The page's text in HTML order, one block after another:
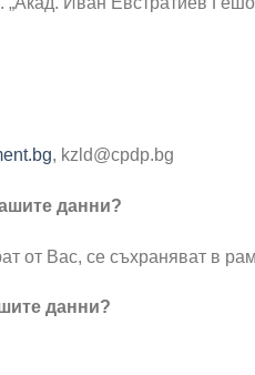
, kzld@cpdp.bg
данни?
от Вас, се съхраняват в
данни?